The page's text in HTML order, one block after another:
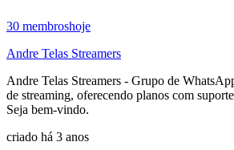
30 membroshoje
Andre Telas Streamers
Andre Telas Streamers - Grupo de
de streaming, oferecendo planos com
Seja bem-vindo.
criado há 3 anos